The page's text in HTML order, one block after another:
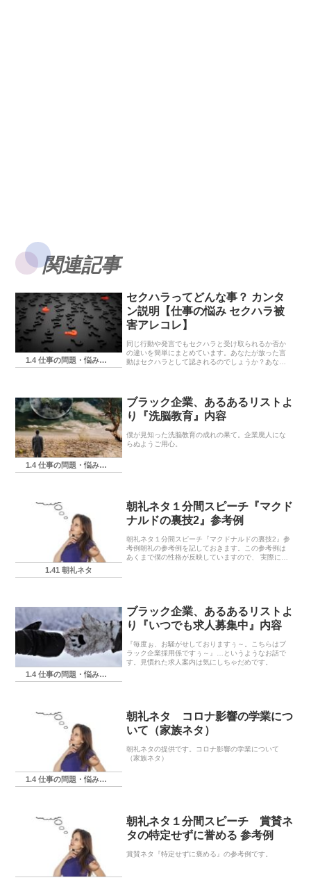
関連記事
1.4 仕事の問題・悩み・相談
セクハラってどんな事？ カンタ
ン説明【仕事の悩み セクハラ被
害アレコレ】
同じ行動や発言でもセクハラと受け取られるか否か
の違いを簡単にまとめています。あなたが放った言
動はセクハラとして認されるのでしょうか？あなた
1.4 仕事の問題・悩み・相談
ブラック企業、あるあるリストよ
り『洗脳教育』内容
僕が見知った洗脳教育の成れの果て。企業廃人にな
らぬようご用心。
1.41 朝礼ネタ
朝礼ネタ１分間スピーチ『マクド
ナルドの裏技2』参考例
朝礼ネタ１分間スピーチ『マクドナルドの裏技2』参
考例朝礼の参考例を記しておきます。この参考例は
あくまで僕の性格が反映していますので、 実際に使
1.4 仕事の問題・悩み・相談
ブラック企業、あるあるリストよ
り『いつでも求人募集中』内容
『毎度ぉ、お騒がせしておりますぅ～。こちらはブ
ラック企業採用係ですぅ～』…というようなお話で
す。見慣れた求人案内は気にしちゃだめです。
1.4 仕事の問題・悩み・相談
朝礼ネタ コロナ影響の学業につ
いて（家族ネタ）
朝礼ネタの提供です。コロナ影響の学業について
（家族ネタ）
朝礼ネタ１分間スピーチ 賞賛ネ
タの特定せずに誉める 参考例
賞賛ネタ『特定せずに褒める』の参考例です。